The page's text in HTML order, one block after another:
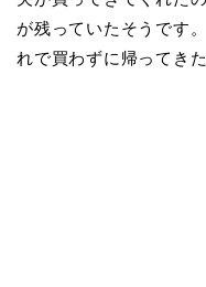
が残っていたそうです
れで買わずに帰ってき